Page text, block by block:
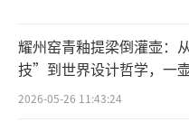
耀州窑青釉提梁倒灌壶：
技”到世界设计哲学，一
宇宙
2026-05-26 11:43:24